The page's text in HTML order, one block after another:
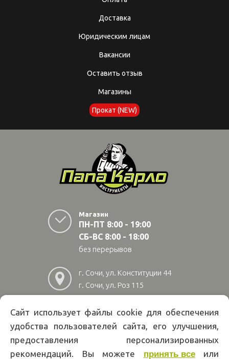
Доставка
Юридическим лицам
Вакансии
Оставить отзыв
Магазины
Прокат (NEW)
Магазин
ПН-ПТ 8:00 - 19:00
СБ-ВС 8:00 - 18:00
без перерывов
г. Сочи, ул. Конституции 44
г. Сочи, ул. Роз 115
г. Адлер, ул Авиационная
28/10
222 02 01
офертой. Указанные цены действуют только при оформлении заказа
Сайт использует файлы cookie для обеспечения
удобства пользователей сайта, его улучшения,
предоставления персонализированных
рекомендаций. Вы можете принять всеили